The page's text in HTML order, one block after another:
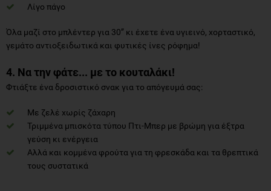
Λίγο πάγο
Όλα μαζί στο μπλέντερ για 30’’ κι έχετε ένα υγιεινό, χορταστικό,
γεμάτο αντιοξειδωτικά και φυτικές ίνες ρόφημα!
4. Να την φάτε... με το κουταλάκι!
Φτιάξτε ένα δροσιστικό σνακ για το απόγευμά σας:
Με ζελέ χωρίς ζάχαρη
Τριμμένα μπισκότα τύπου Πτι-Μπερ με βρώμη για έξτρα
γεύση κι ενέργεια
Αλλά και κομμένα φρούτα για τη φρεσκάδα και τα θρεπτικά
τους συστατικά